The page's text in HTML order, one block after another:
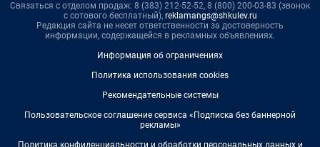
Связаться с отделом продаж: 8 (383) 212-52-52, 8 (800) 200-03-83 (звонок
с сотового бесплатный), reklamangs@shkulev.ru
Редакция сайта не несет ответственности за достоверность
информации, содержащейся в рекламных объявлениях.
Информация об ограничениях
Политика использования cookies
Рекомендательные системы
Пользовательское соглашение сервиса «Подписка без баннерной
рекламы»